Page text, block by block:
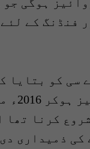
فنڈنگ کے
کرنا
ذمیداری